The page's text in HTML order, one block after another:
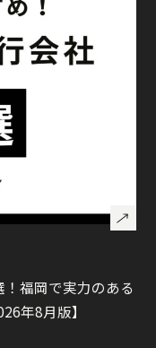
福岡で実力のある
年8月版】